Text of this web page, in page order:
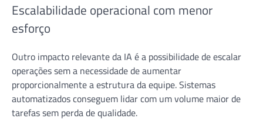
Escalabilidade operacional com menor
esforço
Outro impacto relevante da IA é a possibilidade de escalar
operações sem a necessidade de aumentar
proporcionalmente a estrutura da equipe. Sistemas
automatizados conseguem lidar com um volume maior de
tarefas sem perda de qualidade.